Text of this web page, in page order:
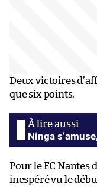
Deux victoires
que six points.
Ninga
Pour le FC Nantes
inespéré vu le